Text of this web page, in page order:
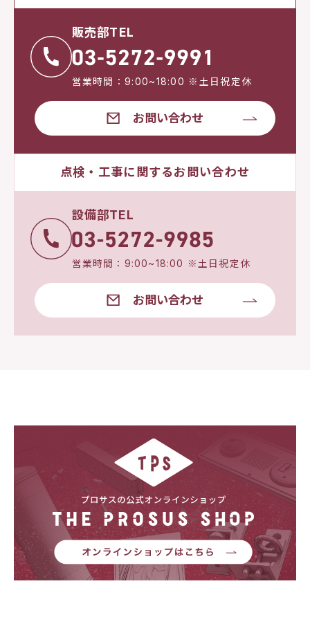
販売部TEL
営業時間：9:00~18:00 ※土日祝定休
お問い合わせ
点検・工事に関するお問い合わせ
設備部TEL
営業時間：9:00~18:00 ※土日祝定休
お問い合わせ